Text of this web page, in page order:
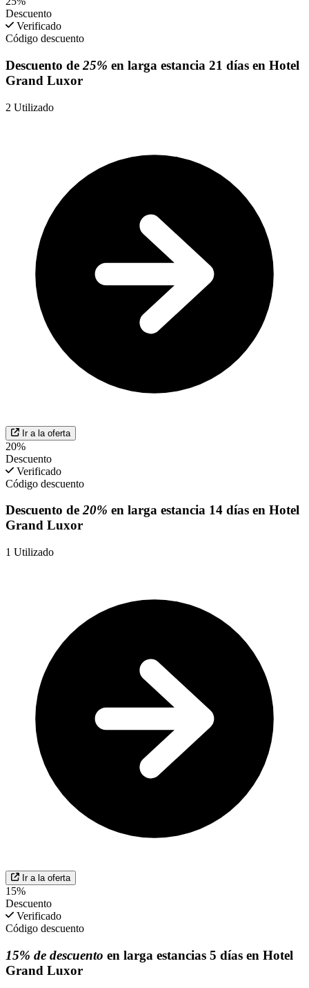
Descuento
Verificado
Código descuento
Descuento de 25% en larga estancia 21 días en Hotel
Grand Luxor
2 Utilizado
Ir a la oferta
20%
Descuento
Verificado
Código descuento
Descuento de20% en larga estancia 14 días en Hotel
Grand Luxor
1 Utilizado
Ir a la oferta
15%
Descuento
Verificado
Código descuento
15% de descuento en larga estancias 5 días en Hotel
Grand Luxor